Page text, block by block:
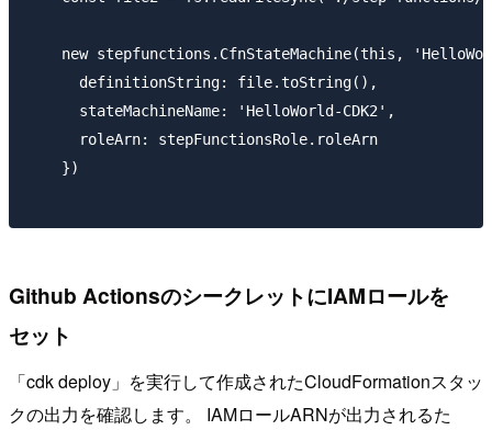
new stepfunctions.CfnStateMachine(this,
      definitionString: file.toString(),
      stateMachineName: 'HelloWorld-CDK2',
      roleArn: stepFunctionsRole.roleArn
    })
Github ActionsのシークレットにIAMロールを
セット
「cdk deploy」を実行して作成されたCloudFormationスタッ
クの出力を確認します。 IAMロールARNが出力されるた